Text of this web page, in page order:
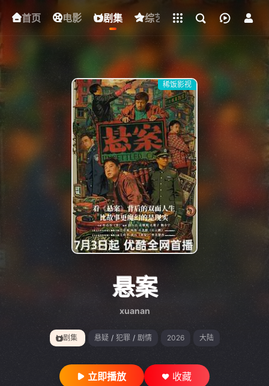
首页 电影 剧集 综艺 动漫 短剧
下载客户端
稀饭影视
悬案
xuanan
剧集 悬疑 / 犯罪 / 剧情 2026 大陆
立即播放 收藏